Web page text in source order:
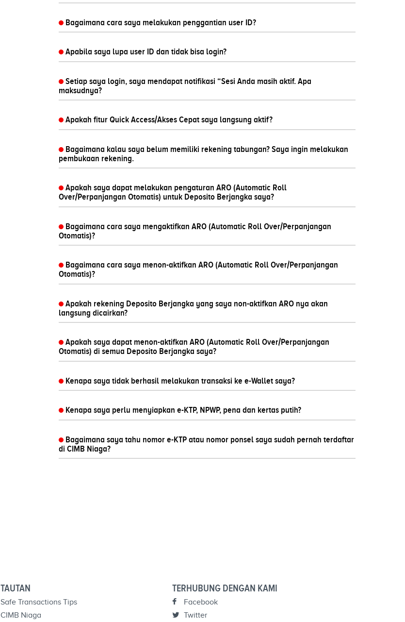
Bagaimana cara saya melakukan penggantian user ID?
Apabila saya lupa user ID dan tidak bisa login?
Setiap saya login, saya mendapat notifikasi “Sesi Anda masih aktif. Apa
maksudnya?
Apakah fitur Quick Access/Akses Cepat saya langsung aktif?
Bagaimana kalau saya belum memiliki rekening tabungan? Saya ingin melakukan
pembukaan rekening.
Apakah saya dapat melakukan pengaturan ARO (Automatic Roll
Over/Perpanjangan Otomatis) untuk Deposito Berjangka saya?
Bagaimana cara saya mengaktifkan ARO (Automatic Roll Over/Perpanjangan
Otomatis)?
Bagaimana cara saya menon-aktifkan ARO (Automatic Roll Over/Perpanjangan
Otomatis)?
Apakah rekening Deposito Berjangka yang saya non-aktifkan ARO nya akan
langsung dicairkan?
Apakah saya dapat menon-aktifkan ARO (Automatic Roll Over/Perpanjangan
Otomatis) di semua Deposito Berjangka saya?
Kenapa saya tidak berhasil melakukan transaksi ke e-Wallet saya?
Kenapa saya perlu menyiapkan e-KTP, NPWP, pena dan kertas putih?
Bagaimana saya tahu nomor e-KTP atau nomor ponsel saya sudah pernah terdaftar
di CIMB Niaga?
TAUTAN
Safe Transactions Tips
CIMB Niaga
TERHUBUNG DENGAN KAMI
Facebook
Twitter